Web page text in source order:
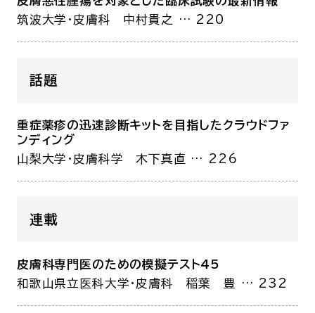
筑波大学・皮膚科
中村貴之 … 220
話題
重症薬疹の迅速診断キットを目指したクラウドファ
ンディング
山梨大学・皮膚科学
木下真直 … 226
連載
皮膚科専門医のための模擬テスト45
和歌山県立医科大学・皮膚科
稲葉 豊 … 232